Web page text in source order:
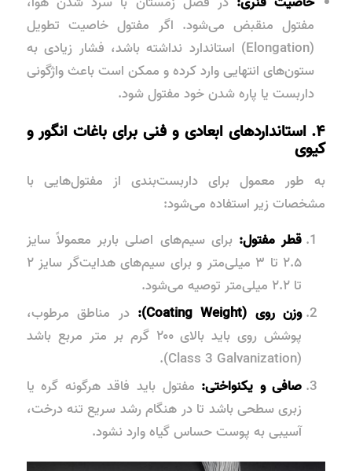
مفتول منقبض می‌شود. اگر مفتول خاصیت تطویل
(Elongation) استاندارد نداشته باشد، فشار زیادی به
ستون‌های انتهایی وارد کرده و ممکن است باعث واژگونی
داربست یا پاره شدن خود مفتول شود.
۴. استانداردهای ابعادی و فنی برای باغات انگور و
کیوی
به طور معمول برای داربست‌بندی از مفتول‌هایی با
مشخصات زیر استفاده می‌شود:
قطر مفتول: برای سیم‌های اصلی باربر معمولاً سایز
۲.۵ تا ۳ میلی‌متر و برای سیم‌های هدایت‌گر سایز ۲
تا ۲.۲ میلی‌متر توصیه می‌شود.
وزن روی (Coating Weight):
در مناطق مرطوب،
پوشش روی باید بالای ۲۰۰ گرم بر متر مربع باشد
(Class 3 Galvanization).
صافی و یکنواختی: مفتول باید فاقد هرگونه گره یا
زبری سطحی باشد تا در هنگام رشد سریع تنه درخت،
آسیبی به پوست حساس گیاه وارد نشود.